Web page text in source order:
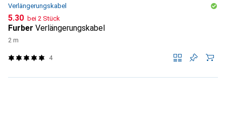
Verlängerungskabel
CHF
5.30 bei 2 Stück
Furber Verlängerungskabel
2 m
4